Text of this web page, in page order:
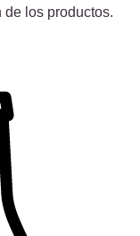
los productos.